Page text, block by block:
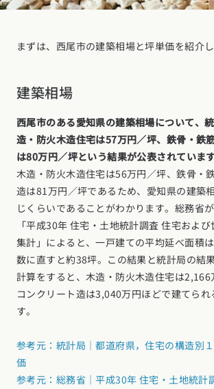
まずは、西尾市の建築相場と坪単価を紹介し
建築相場
西尾市のある愛知県の建築相場について、
造・防火木造住宅は57万円／坪、鉄骨・鉄
は80万円／坪という結果が公表されていま
木造・防火木造住宅は56万円／坪、鉄骨・
造は81万円／坪であるため、愛知県の建築
じくらいであることがわかります。総務省が
「平成30年 住宅・土地統計調査 住宅およ
集計」によると、一戸建ての平均延べ面積
数に直すと約38坪。この結果と統計局の結
計算をすると、木造・防火木造住宅は2,166
コンクリート造は3,040万円ほどで建てられ
す。
参考元：統計局｜都道府県，住宅の構造別
価
参考元：総務省｜平成30年 住宅・土地統計